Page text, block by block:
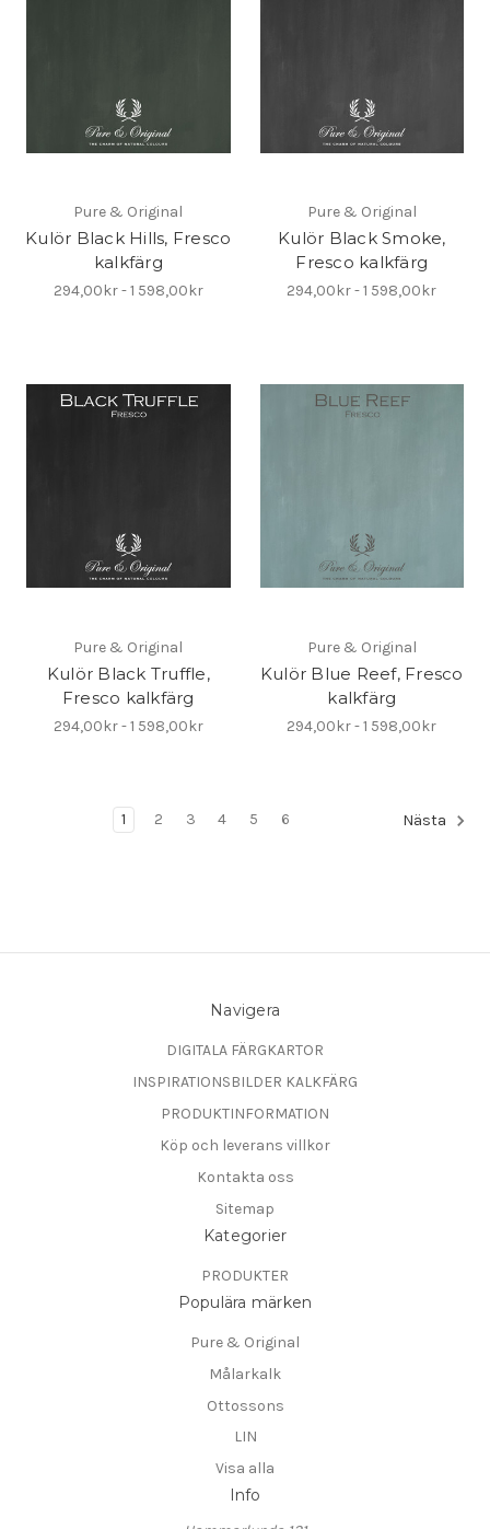
Pure & Original
Kulör Black Hills, Fresco
kalkfärg
294,00kr - 1 598,00kr
Pure & Original
Kulör Black Smoke,
Fresco kalkfärg
294,00kr - 1 598,00kr
Pure & Original
Kulör Black Truffle,
Fresco kalkfärg
294,00kr - 1 598,00kr
Pure & Original
Kulör Blue Reef, Fresco
kalkfärg
294,00kr - 1 598,00kr
1 2 3 4 5 6 Nästa
Navigera
DIGITALA FÄRGKARTOR
INSPIRATIONSBILDER KALKFÄRG
PRODUKTINFORMATION
Köp och leverans villkor
Kontakta oss
Sitemap
Kategorier
PRODUKTER
Populära märken
Pure & Original
Målarkalk
Ottossons
LIN
Visa alla
Info